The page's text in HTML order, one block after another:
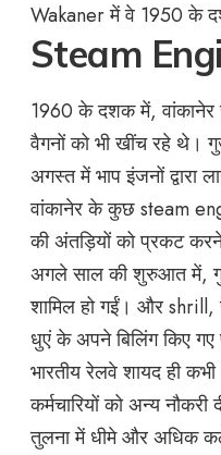
Wakaner में वे 1950 के
Steam
1960 के दशक में,
वैगनों को भी खींच रहे थे।
अगस्त में भाप इंजनों द्वारा
वांकानेर के कुछ steam
की अंतड़ियों को प्रकट
अगले साल की शुरुआत में,
शामिल हो गईं। और shrill,
धुएं के अपने बिलिंग किए गए
भारतीय रेलवे शायद ही
कर्मचारियों को अन्य
तुलना में धीमे और अधिक